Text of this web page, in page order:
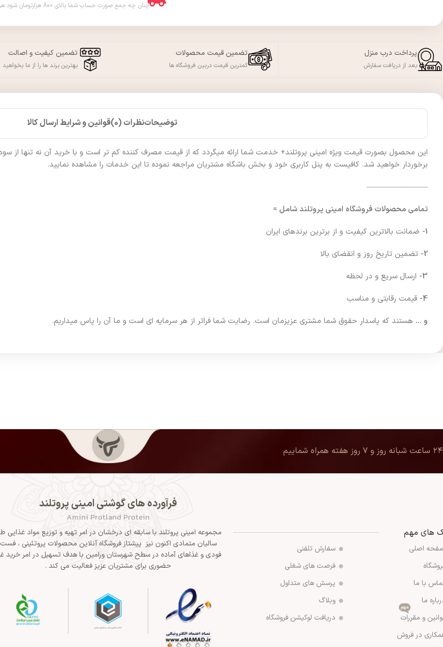
چنان چه جمع صورت حساب شما بالای 800 هزارتومان شود هزینه ارسال برای شما به صورت رایگان محاسبه خواهد شد. ( فقط در شهر ورامین )
پرداخت درب منزل
بعد از دریافت سفارش
تضمین قیمت محصولات
کمترین قیمت دربین فروشگاه ها
تضمین کیفیت و اصالت
بهترین برند ها را از ما بخواهید
توضیحاتنظرات (0) قوانین و شرایط ارسال کالا
این محصول بصورت قیمت ویژه امینی پروتلند+ خدمت شما ارائه میگردد که از قیمت مصرف کننده کم تر است و با خرید آن نه تنها از سود
برخوردار خواهید شد. کافیست به پنل کاربری خود و بخش باشگاه مشتریان مراجعه نموده تا این خدمات را مشاهده نمایید.
————————
تمامی محصولات فروشگاه امینی پروتلند شامل =
1- ضمانت بالاترین کیفیت و از برترین برندهای ایران
2- تضمین تاریخ روز و انقضای بالا
3- ارسال سریع و در لحظه
4- قیمت رقابتی و مناسب
و … هستند که پاسدار حقوق شما مشتری عزیزمان است. رضایت شما فراتر از هر سرمایه ای است و ما آن را پاس میداریم.
۲۴ ساعت شبانه روز و ۷ روز هفته همراه شماییم
های مهم
اصلی
با ما
ما
و مقررات
مهم
در فروش
سفارش تلفنی
فرصت های شغلی
پرسش های متداول
وبلاگ
دریافت لوکیشن فروشگاه
فرآورده های گوشتی امینی پروتلند
Amini Protland Protein
مجموعه امینی پروتلند با سابقه ای درخشان در امر تهیه و توزیع مواد غذایی
سالیان متمادی اکنون نیز پیشتاز فروشگاه آنلاین محصولات پروتئینی ، فست
فودی و غذاهای آماده در سطح شهرستان ورامین با هدف تسهیل در امر خرید
حضوری برای مشتریان عزیز فعالیت می کند .